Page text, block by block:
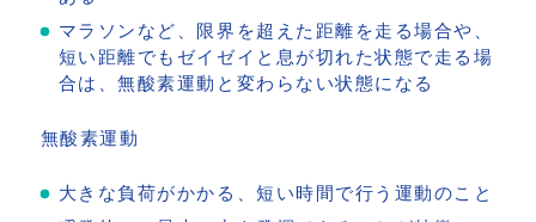
マラソンなど、限界を超えた距離を走る場合や、
短い距離でもゼイゼイと息が切れた状態で走る場
合は、無酸素運動と変わらない状態になる
無酸素運動
大きな負荷がかかる、短い時間で行う運動のこと